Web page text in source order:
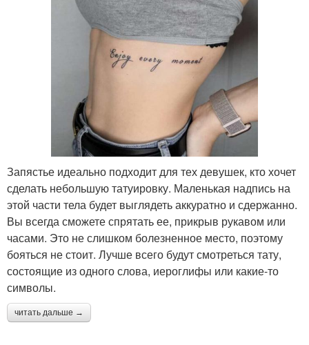
Запястье идеально подходит для тех девушек, кто хочет
сделать небольшую татуировку. Маленькая надпись на
этой части тела будет выглядеть аккуратно и сдержанно.
Вы всегда сможете спрятать ее, прикрыв рукавом или
часами. Это не слишком болезненное место, поэтому
бояться не стоит. Лучше всего будут смотреться тату,
состоящие из одного слова, иероглифы или какие-то
символы.
читать дальше →